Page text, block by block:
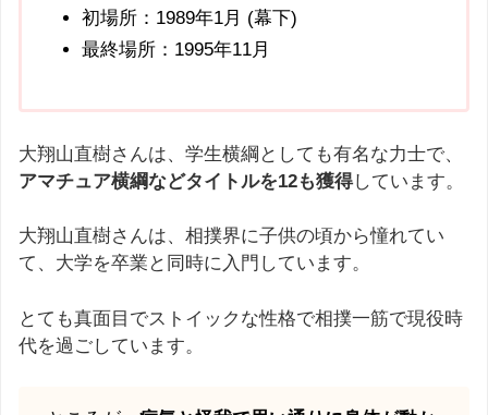
初場所：1989年1月 (幕下)
最終場所：1995年11月
大翔山直樹さんは、学生横綱としても有名な力士で、
アマチュア横綱などタイトルを12も獲得しています。
大翔山直樹さんは、相撲界に子供の頃から憧れてい
て、大学を卒業と同時に入門しています。
とても真面目でストイックな性格で相撲一筋で現役時
代を過ごしています。